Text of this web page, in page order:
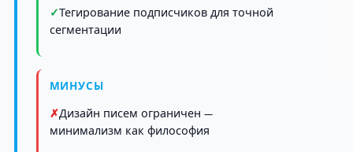
Тегирование подписчиков для точной
сегментации
МИНУСЫ
Дизайн писем ограничен —
минимализм как философия